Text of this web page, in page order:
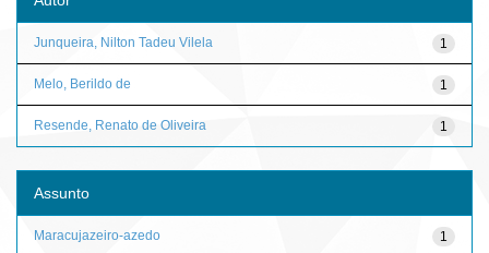
1
Junqueira, Nilton Tadeu Vilela
1
Melo, Berildo de
1
Resende, Renato de Oliveira
Assunto
1
Maracujazeiro-azedo